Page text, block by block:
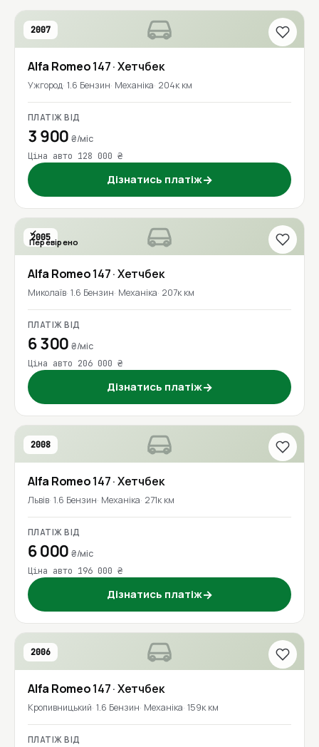
2007
Alfa Romeo147· Хетчбек
Ужгород 1.6 Бензин Механіка 204к км
ПЛАТІЖ ВІД
3 900₴/міс
Ціна авто 128 000 ₴
Дізнатись платіж→
2005
Перевірено
Alfa Romeo147· Хетчбек
Миколаїв 1.6 Бензин Механіка 207к км
ПЛАТІЖ ВІД
6 300₴/міс
Ціна авто 206 000 ₴
Дізнатись платіж→
2008
Alfa Romeo147· Хетчбек
Львів 1.6 Бензин Механіка 271к км
ПЛАТІЖ ВІД
6 000₴/міс
Ціна авто 196 000 ₴
Дізнатись платіж→
2006
Alfa Romeo147· Хетчбек
Кропивницький 1.6 Бензин Механіка 159к км
ПЛАТІЖ ВІД